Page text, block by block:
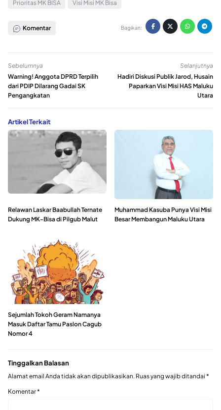
Prioritas MK BISA Visi Misi MK Bisa
Komentar Bagikan:
Sebelumnya
Warning! Anggota DPRD Terpilih
dari PDIP Dilarang Gadai SK
Pengangkatan
Selanjutnya
Hadiri Diskusi Publik Jarod, Husain
Paparkan Visi Misi HAS Maluku
Utara
Artikel Terkait
Relawan Laskar Baabullah Ternate
Dukung MK-Bisa di Pilgub Malut
Muhammad Kasuba Punya Visi Misi
Besar Membangun Maluku Utara
Sejumlah Tokoh Geram Namanya
Masuk Daftar Tamu Paslon Cagub
Nomor 4
Tinggalkan Balasan
Alamat email Anda tidak akan dipublikasikan. Ruas yang wajib ditandai *
Komentar*